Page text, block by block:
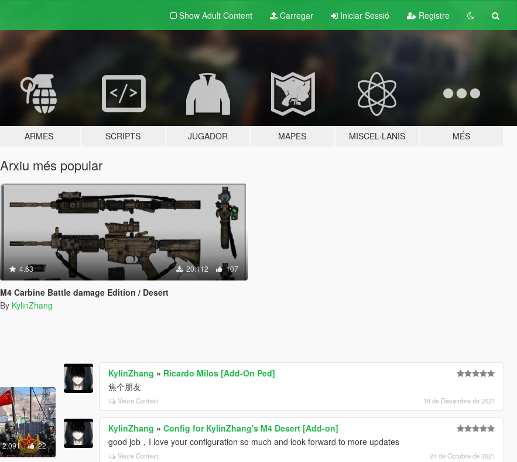
Show Adult Content Carregar Iniciar Sessió Registre
ARMES SCRIPTS JUGADOR MAPES MISCEL·LANIS MÉS
Arxiu més popular
4.63 20.112 107
M4 Carbine Battle damage Edition / Desert
By KylinZhang
2.091 22
KylinZhang » Ricardo Milos [Add-On Ped]
焦个朋友
Veure Context 18 de Desembre de 2021
KylinZhang »Config for KylinZhang's M4 Desert [Add-on]
good job，I love your configuration so much and look forward to more updates
Veure Context 24 de Octubre de 2021